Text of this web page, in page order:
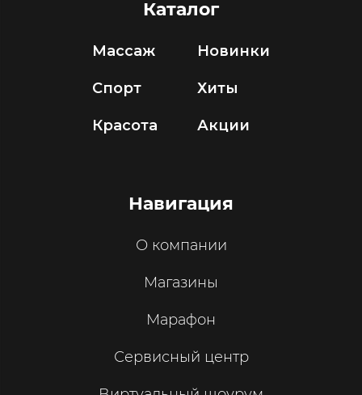
Каталог
Массаж
Спорт
Красота
Новинки
Хиты
Акции
Навигация
О компании
Магазины
Марафон
Сервисный центр